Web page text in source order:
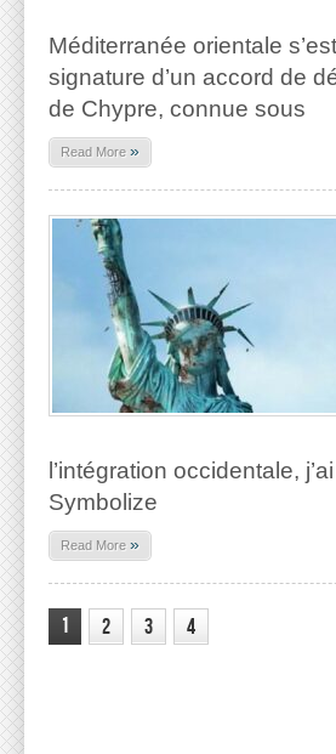
Méditerranée orientale
signature d’un accord de
de Chypre, connue sous
Read More »
l’intégration occidentale,
Symbolize
Read More »
1 2 3 4